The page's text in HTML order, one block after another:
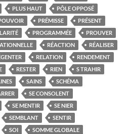
PLUS HAUT
PÔLE OPPOSÉ
PRÉMISSE
PRÉSENT
PROGRAMMÉE
PROUVER
RÉACTION
RÉALISER
RELATION
RENDEMENT
RESTER RIEN
S TRAHIR
SAINS
SCHÉMA
SE CONSOLENT
SE MENTIR
SE NIER
SEMBLANT
SENTIR
SOI
SOMME GLOBALE